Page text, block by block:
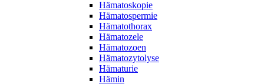
Hämatoskopie
Hämatospermie
Hämatothorax
Hämatozele
Hämatozoen
Hämatozytolyse
Hämaturie
Hämin